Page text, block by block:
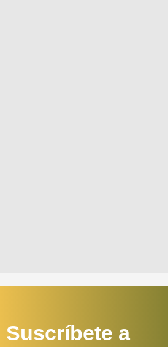
Suscríbete a